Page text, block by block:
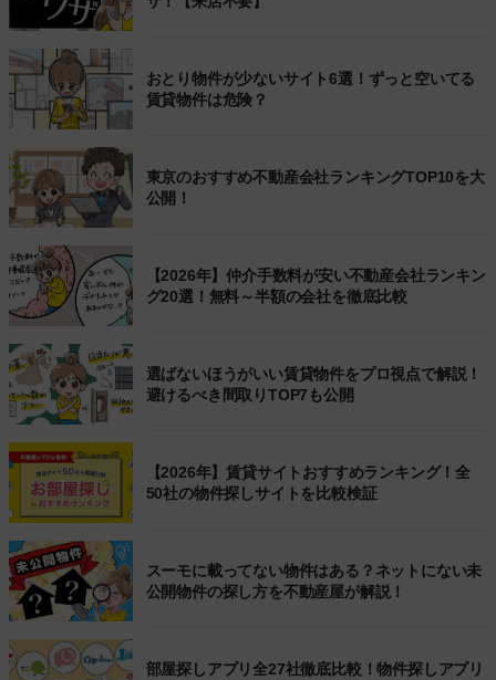
おとり物件が少ないサイト6選！ずっと空いてる
賃貸物件は危険？
東京のおすすめ不動産会社ランキングTOP10を大
公開！
【2026年】仲介手数料が安い不動産会社ランキン
グ20選！無料～半額の会社を徹底比較
選ばないほうがいい賃貸物件をプロ視点で解説！
避けるべき間取りTOP7も公開
【2026年】賃貸サイトおすすめランキング！全
50社の物件探しサイトを比較検証
スーモに載ってない物件はある？ネットにない未
公開物件の探し方を不動産屋が解説！
部屋探しアプリ全27社徹底比較！物件探しアプリ